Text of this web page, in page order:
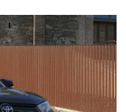
עבורכם את הדגמים